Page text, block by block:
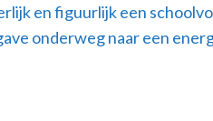
en figuurlijk een
onderweg naar een